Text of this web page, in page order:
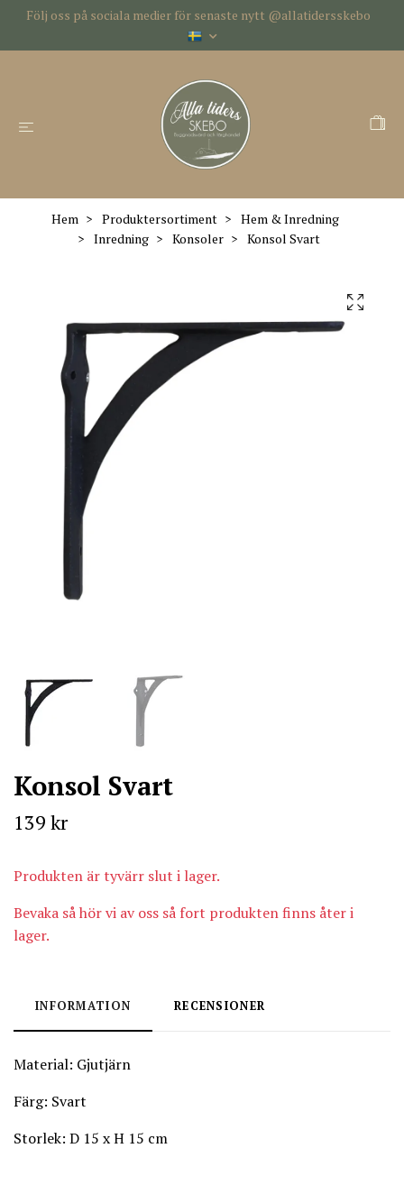
Följ oss på sociala medier för senaste nytt @allatidersskebo
Hem Produktersortiment
Hem & Inredning
Inredning
Konsoler Konsol Svart
Konsol Svart
139 kr
Produkten är tyvärr slut i lager.
Bevaka så hör vi av oss så fort produkten finns åter i
lager.
INFORMATION RECENSIONER
Material: Gjutjärn
Färg: Svart
Storlek: D 15 x H 15 cm